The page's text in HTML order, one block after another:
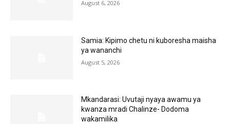
August 6, 2026
Samia: Kipimo chetu ni kuboresha maisha
ya wananchi
August 5, 2026
Mkandarasi: Uvutaji nyaya awamu ya
kwanza mradi Chalinze- Dodoma
wakamilika